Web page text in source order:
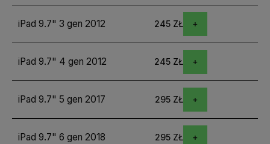
iPad 9.7" 3 gen 2012 245 ZŁ
iPad 9.7" 4 gen 2012 245 ZŁ
iPad 9.7" 5 gen 2017 295 ZŁ
iPad 9.7" 6 gen 2018 295 ZŁ